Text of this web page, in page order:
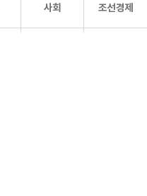
사회 조선경제